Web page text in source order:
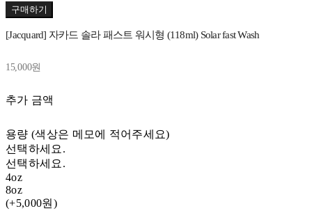
구매하기
[Jacquard] 자카드 솔라 패스트 워시형 (118ml) Solar fast Wash
15,000원
추가 금액
용량 (색상은 메모에 적어주세요)
선택하세요.
선택하세요.
4oz
8oz
(+5,000원)